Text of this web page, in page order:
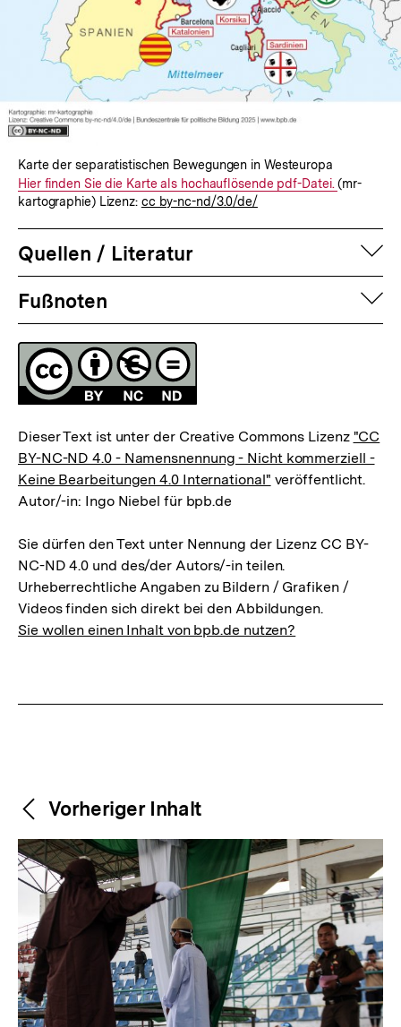
Karte der separatistischen Bewegungen in Westeuropa
Interner
Link:
Hier finden Sie die Karte als hochauflösende pdf-Datei.(mr-
kartographie) Lizenz: cc by-nc-nd/3.0/de/
Quellen / Literatur
Fussnoten
Fußnoten
Lizenz
Dieser Text ist unter der Creative Commons Lizenz "CC
BY-NC-ND 4.0 - Namensnennung - Nicht kommerziell -
Keine Bearbeitungen 4.0 International" veröffentlicht.
Autor/-in: Ingo Niebel für bpb.de
Sie dürfen den Text unter Nennung der Lizenz CC BY-
NC-ND 4.0 und des/der Autors/-in teilen.
Urheberrechtliche Angaben zu Bildern / Grafiken /
Videos finden sich direkt bei den Abbildungen.
Sie wollen einen Inhalt von bpb.de nutzen?
Weitere
Inhalte
Content-
Navigation
Vorheriger Inhalt